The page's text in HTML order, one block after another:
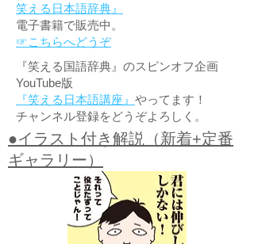
笑える日本語辞典』
電子書籍で販売中。
☞こちらへどうぞ
『笑える国語辞典』のスピンオフ企画
YouTube版
『笑える日本語講座』 やってます！
チャンネル登録をどうぞよろしく。
●イラスト付き解説（新着+定番
ギャラリー）